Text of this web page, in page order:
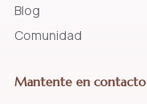
Blog
Comunidad
Mantente en contacto